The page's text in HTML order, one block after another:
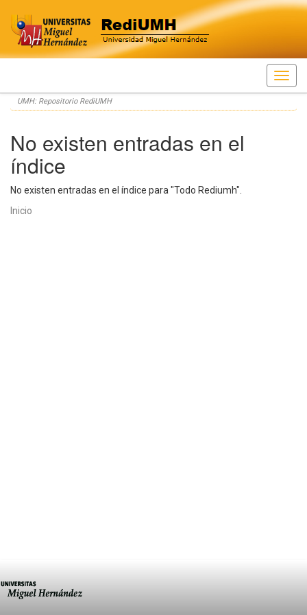
Skip
navigation
UMH: Repositorio RediUMH
No existen entradas en el
índice
No existen entradas en el índice para "Todo Rediumh".
Inicio